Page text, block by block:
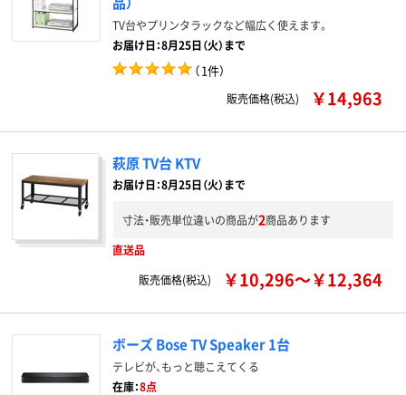
TV台やプリンタラックなど幅広く使えます。
お届け日：8月25日（火）まで
（1件）
販売価格(税込) ￥14,963
萩原 TV台 KTV
お届け日：8月25日（火）まで
寸法・販売単位違いの商品が2商品あります
直送品
販売価格(税込)
￥10,296～￥12,364
ボーズ Bose TV Speaker 1台
テレビが、もっと聴こえてくる
在庫：8点